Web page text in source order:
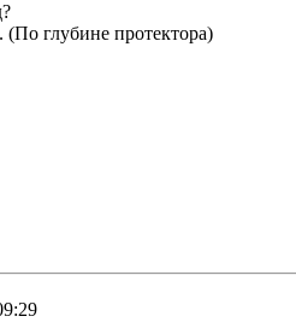
глубине протектора)